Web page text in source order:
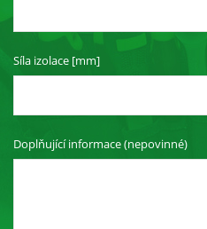
Síla izolace [mm]
Doplňující informace (nepovinné)